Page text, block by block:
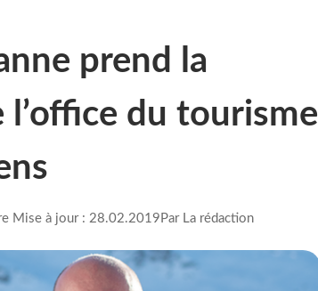
prend la
du tourisme
Mise à jour : 28.02.2019Par La rédaction